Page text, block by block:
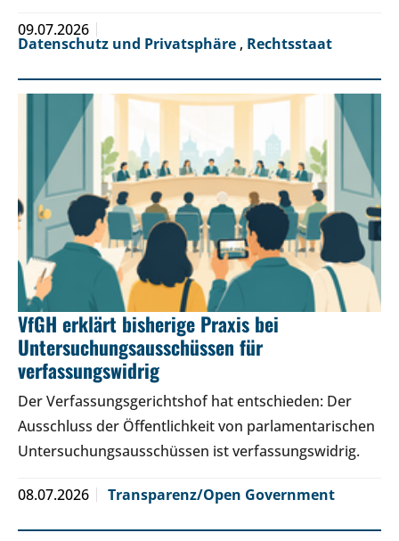
09.07.2026
Datenschutz und Privatsphäre , Rechtsstaat
VfGH erklärt bisherige Praxis bei
Untersuchungsausschüssen für
verfassungswidrig
Der Verfassungsgerichtshof hat entschieden: Der
Ausschluss der Öffentlichkeit von parlamentarischen
Untersuchungsausschüssen ist verfassungswidrig.
08.07.2026 Transparenz/Open Government